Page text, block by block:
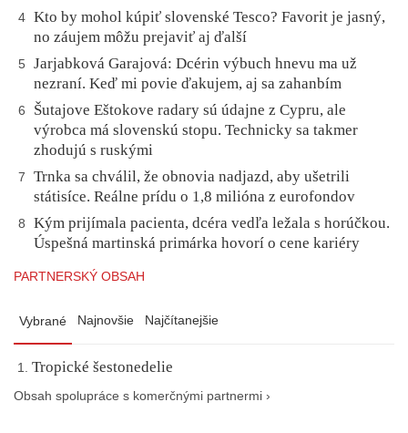
4 Kto by mohol kúpiť slovenské Tesco? Favorit je jasný,
no záujem môžu prejaviť aj ďalší
5
Jarjabková Garajová: Dcérin výbuch hnevu ma už
nezraní. Keď mi povie ďakujem, aj sa zahanbím
6
Šutajove Eštokove radary sú údajne z Cypru, ale
výrobca má slovenskú stopu. Technicky sa takmer
zhodujú s ruskými
7
Trnka sa chválil, že obnovia nadjazd, aby ušetrili
státisíce. Reálne prídu o 1,8 milióna z eurofondov
8
Kým prijímala pacienta, dcéra vedľa ležala s horúčkou.
Úspešná martinská primárka hovorí o cene kariéry
PARTNERSKÝ OBSAH
Vybrané Najnovšie Najčítanejšie
Tropické šestonedelie
Obsah spolupráce s komerčnými partnermi ›